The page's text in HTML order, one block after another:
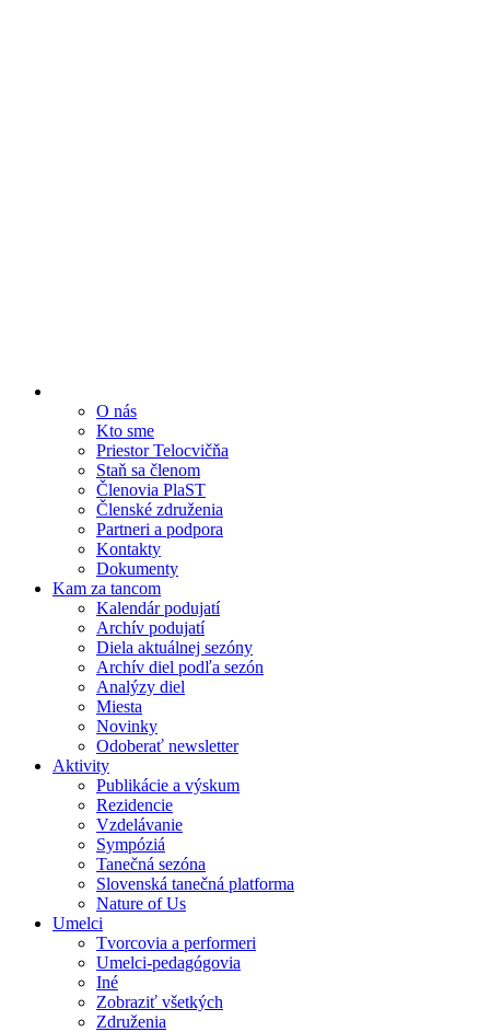
O nás
Kto sme
Priestor Telocvičňa
Staň sa členom
Členovia PlaST
Členské združenia
Partneri a podpora
Kontakty
Dokumenty
Kam za tancom
Kalendár podujatí
Archív podujatí
Diela aktuálnej sezóny
Archív diel podľa sezón
Analýzy diel
Miesta
Novinky
Odoberať newsletter
Aktivity
Publikácie a výskum
Rezidencie
Vzdelávanie
Sympóziá
Tanečná sezóna
Slovenská tanečná platforma
Nature of Us
Umelci
Tvorcovia a performeri
Umelci-pedagógovia
Iné
Zobraziť všetkých
Združenia